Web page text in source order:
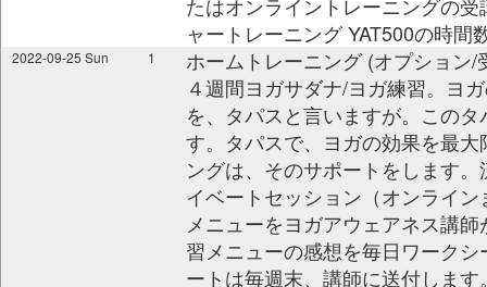
ャートレーニング YAT500の時間
2022-09-25 Sun 1
ホームトレーニング (オプション/
４週間ヨガサダナ/ヨガ練習。ヨ
を、タパスと言いますが。この
す。タパスで、ヨガの効果を最
ングは、そのサポートをします
イベートセッション（オンライ
メニューをヨガアウェアネス講
習メニューの感想を毎日ワーク
ートは毎週末、講師に送付しま